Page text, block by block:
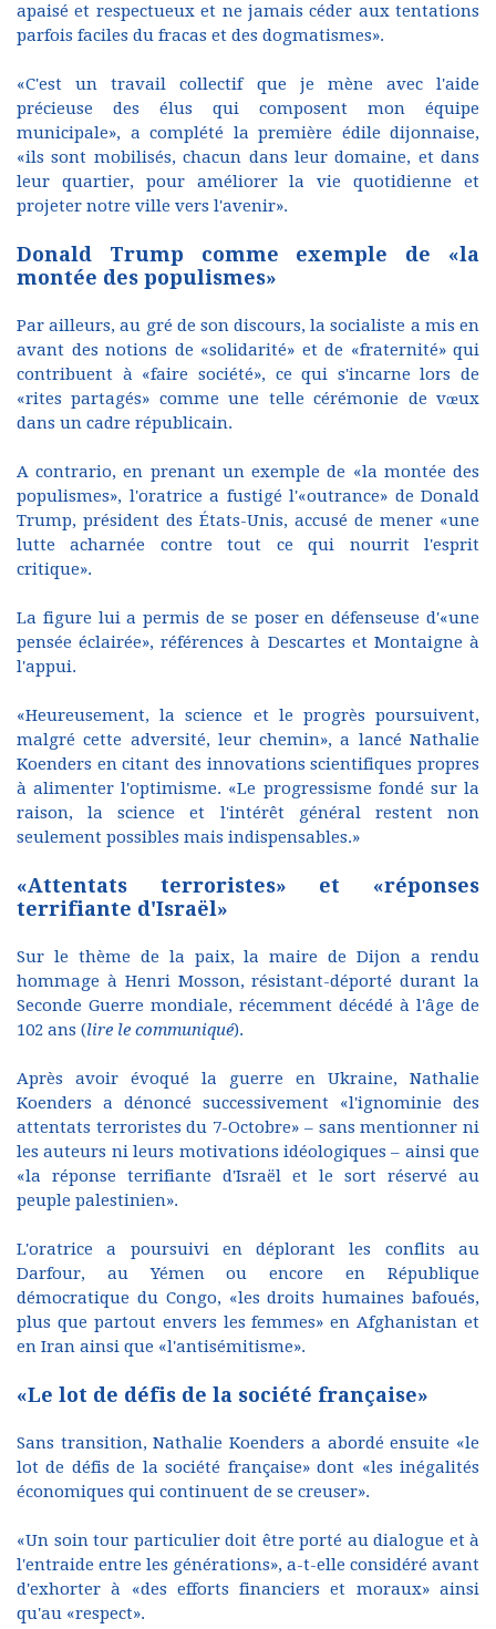
apaisé et respectueux et ne jamais céder aux tentations
parfois faciles du fracas et des dogmatismes».
«C'est un travail collectif que je mène avec l'aide
précieuse des élus qui composent mon équipe
municipale», a complété la première édile dijonnaise,
«ils sont mobilisés, chacun dans leur domaine, et dans
leur quartier, pour améliorer la vie quotidienne et
projeter notre ville vers l'avenir».
Donald Trump comme exemple de «la
montée des populismes»
Par ailleurs, au gré de son discours, la socialiste a mis en
avant des notions de «solidarité» et de «fraternité» qui
contribuent à «faire société», ce qui s'incarne lors de
«rites partagés» comme une telle cérémonie de vœux
dans un cadre républicain.
A contrario, en prenant un exemple de «la montée des
populismes», l'oratrice a fustigé l'«outrance» de Donald
Trump, président des États-Unis, accusé de mener «une
lutte acharnée contre tout ce qui nourrit l'esprit
critique».
La figure lui a permis de se poser en défenseuse d'«une
pensée éclairée», références à Descartes et Montaigne à
l'appui.
«Heureusement, la science et le progrès poursuivent,
malgré cette adversité, leur chemin», a lancé Nathalie
Koenders en citant des innovations scientifiques propres
à alimenter l'optimisme. «Le progressisme fondé sur la
raison, la science et l'intérêt général restent non
seulement possibles mais indispensables.»
«Attentats terroristes» et «réponses
terrifiante d'Israël»
Sur le thème de la paix, la maire de Dijon a rendu
hommage à Henri Mosson, résistant-déporté durant la
Seconde Guerre mondiale, récemment décédé à l'âge de
102 ans (lire le communiqué).
Après avoir évoqué la guerre en Ukraine, Nathalie
Koenders a dénoncé successivement «l'ignominie des
attentats terroristes du 7-Octobre» – sans mentionner ni
les auteurs ni leurs motivations idéologiques – ainsi que
«la réponse terrifiante d'Israël et le sort réservé au
peuple palestinien».
L'oratrice a poursuivi en déplorant les conflits au
Darfour, au Yémen ou encore en République
démocratique du Congo, «les droits humaines bafoués,
plus que partout envers les femmes» en Afghanistan et
en Iran ainsi que «l'antisémitisme».
«Le lot de défis de la société française»
Sans transition, Nathalie Koenders a abordé ensuite «le
lot de défis de la société française» dont «les inégalités
économiques qui continuent de se creuser».
«Un soin tour particulier doit être porté au dialogue et à
l'entraide entre les générations», a-t-elle considéré avant
d'exhorter à «des efforts financiers et moraux» ainsi
qu'au «respect».